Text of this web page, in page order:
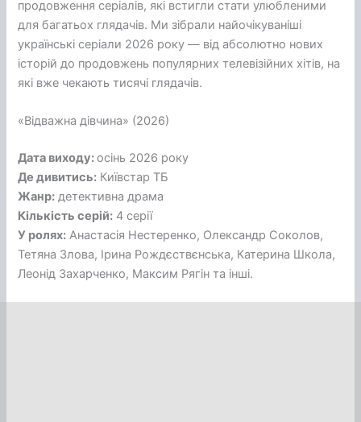
продовження серіалів, які встигли стати улюбленими
для багатьох глядачів. Ми зібрали найочікуваніші
українські серіали 2026 року — від абсолютно нових
історій до продовжень популярних телевізійних хітів, на
які вже чекають тисячі глядачів.
«Відважна дівчина» (2026)
Дата виходу:осінь 2026 року
Де дивитись: Київстар ТБ
Жанр: детективна драма
Кількість серій: 4 серії
У ролях: Анастасія Нестеренко, Олександр Соколов,
Тетяна Злова, Ірина Рождєствєнська, Катерина Школа,
Леонід Захарченко, Максим Рягін та інші.